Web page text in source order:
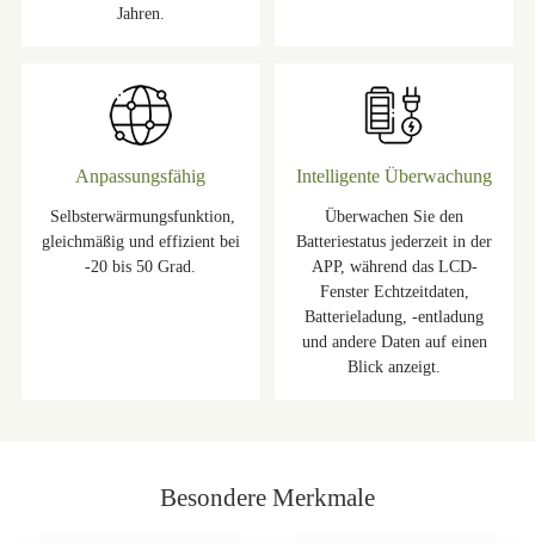
Jahren.
Anpassungsfähig
Selbsterwärmungsfunktion,
gleichmäßig und effizient bei
-20 bis 50 Grad.
Intelligente Überwachung
Überwachen Sie den
Batteriestatus jederzeit in der
APP, während das LCD-
Fenster Echtzeitdaten,
Batterieladung, -entladung
und andere Daten auf einen
Blick anzeigt.
Besondere Merkmale